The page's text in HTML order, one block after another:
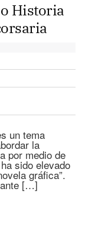
Historia
un tema
la
por medio de
sido elevado
gráfica”.
[…]